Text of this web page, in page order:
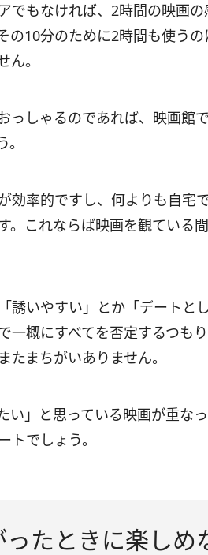
でもなければ、2時間の映画
の10分のために2時間も使う
ん。
っしゃるのであれば、映画館
効率的ですし、何よりも自宅
。これならば映画を観ている
誘いやすい」とか「デートと
一概にすべてを否定するつも
たまちがいありません。
い」と思っている映画が重な
トでしょう。
たときに楽しめ